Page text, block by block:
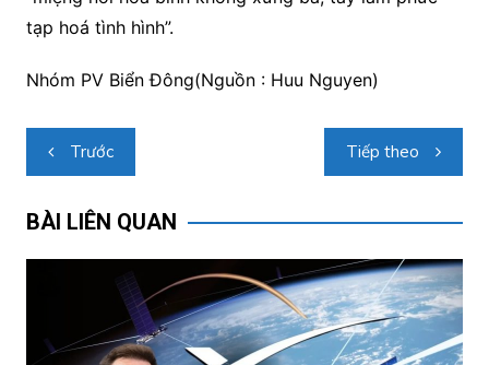
tạp hoá tình hình”.
Nhóm PV Biển Đông(Nguồn : Huu Nguyen)
Điều
hướng
bài
Trước Tiếp theo
BÀI LIÊN QUAN